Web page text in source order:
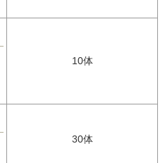
10体
30体